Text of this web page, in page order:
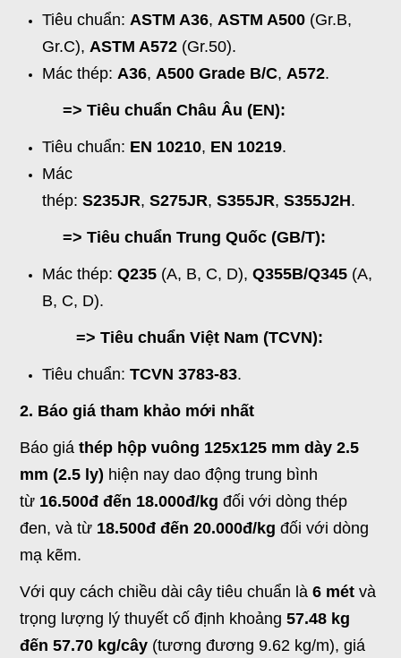
Tiêu chuẩn: ASTM A36, ASTM A500 (Gr.B,
Gr.C), ASTM A572 (Gr.50).
Mác thép: A36, A500 Grade B/C, A572.
=> Tiêu chuẩn Châu Âu (EN):
Tiêu chuẩn: EN 10210, EN 10219.
Mác
thép: S235JR, S275JR, S355JR, S355J2H.
=> Tiêu chuẩn Trung Quốc (GB/T):
Mác thép: Q235 (A, B, C, D), Q355B/Q345 (A,
B, C, D).
=> Tiêu chuẩn Việt Nam (TCVN):
Tiêu chuẩn: TCVN 3783-83.
2. Báo giá tham khảo mới nhất
Báo giá thép hộp vuông 125x125 mm dày 2.5
mm (2.5 ly) hiện nay dao động trung bình
từ 16.500đ đến 18.000đ/kg đối với dòng thép
đen, và từ 18.500đ đến 20.000đ/kg đối với dòng
mạ kẽm.
Với quy cách chiều dài cây tiêu chuẩn là 6 mét và
trọng lượng lý thuyết cố định khoảng 57.48 kg
đến 57.70 kg/cây (tương đương 9.62 kg/m), giá